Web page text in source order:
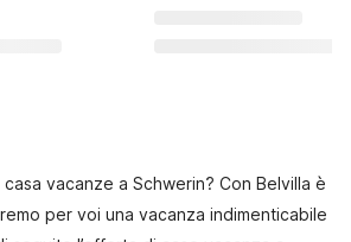
vacanze a Schwerin? Con Belvilla è
per voi una vacanza indimenticabile